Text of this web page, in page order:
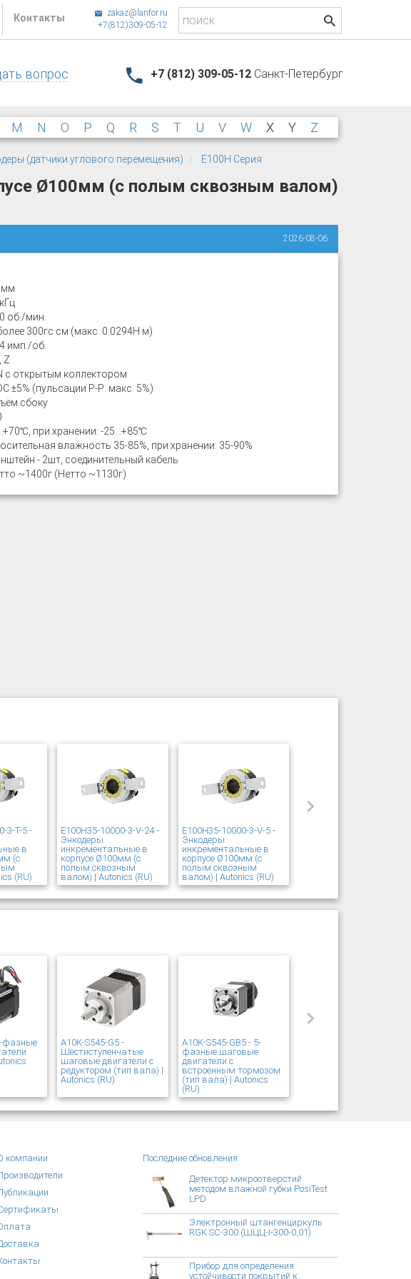
Контакты
zakaz@lanfor.ru
+7(812)309-05-12
вопрос +7 (812) 309-05-12 Санкт-Петербург
M N O P Q R S T U VW X Y Z
(датчики углового перемещения) E100H Серия
Ø100мм (с полым сквозным валом)
2026-08-06
об./мин.
300гс·см (макс. 0.0294Н·м)
имп./об.
Z
с открытым коллектором
±5% (пульсации P-P: макс. 5%)
сбоку
при хранении: -25…+85℃
влажность 35-85%, при хранении: 35-90%
- 2шт, соединительный кабель
~1400г (Нетто ~1130г)
3-T-5 -
в
(с
(RU)
E100H35-10000-3-V-24 -
Энкодеры
инкрементальные в
корпусе Ø100мм (с
полым сквозным
валом) | Autonics (RU)
E100H35-10000-3-V-5 -
Энкодеры
инкрементальные в
корпусе Ø100мм (с
полым сквозным
валом) | Autonics (RU)
фазные
A10K-S545-G5 -
Шестиступенчатые
шаговые двигатели с
редуктором (тип вала) |
Autonics (RU)
A10K-S545-GB5 - 5-
фазные шаговые
двигатели с
встроенным тормозом
(тип вала) | Autonics
(RU)
компании
Последние обновления:
Детектор микроотверстий
методом влажной губки PosiTest
LPD
Электронный штангенциркуль
RGK SC-300 (ШЦЦ-I-300-0,01)
Прибор для определения
устойчивости покрытий к